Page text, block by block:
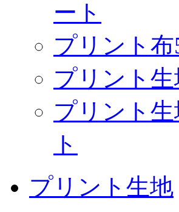
ート
プリント
プリント
プリント
ト
プリント生地